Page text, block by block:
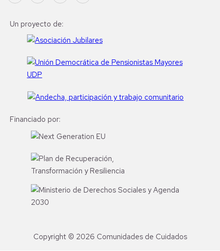
Un proyecto de:
Financiado por:
Copyright © 2026 Comunidades de Cuidados